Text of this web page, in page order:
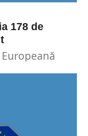
178 de